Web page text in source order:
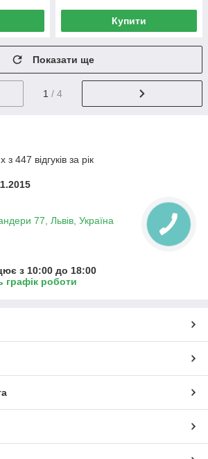
Купити
Показати ще
1 / 4
447 відгуків за рік
77, Львів, Україна
з 10:00 до 18:00
графік роботи